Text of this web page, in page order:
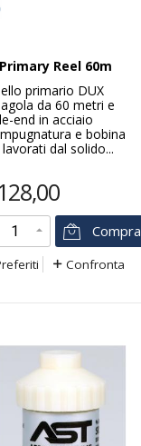
Reel 60m
primario DUX
da 60 metri e
end in acciaio
e bobina
dal solido...
Compra
Confronta